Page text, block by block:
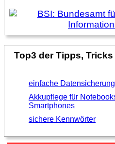
Top3 der Tipps,
einfache Datensicherung
Akkupflege für
Smartphones
sichere Kennwörter